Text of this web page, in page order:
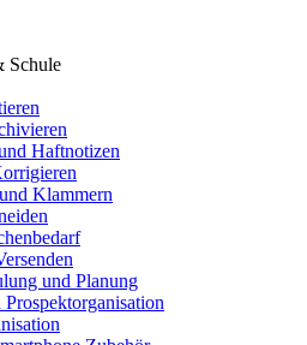
Schule
Haftnotizen
Klammern
und Planung
Prospektorganisation